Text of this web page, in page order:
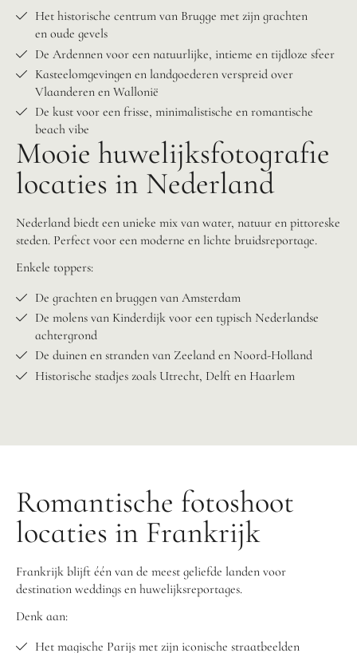
Het historische centrum van Brugge met zijn grachten
en oude gevels
De Ardennen voor een natuurlijke, intieme en tijdloze sfeer
Kasteelomgevingen en landgoederen verspreid over
Vlaanderen en Wallonië
De kust voor een frisse, minimalistische en romantische
beach vibe
Mooie huwelijksfotografie
locaties in Nederland
Nederland biedt een unieke mix van water, natuur en pittoreske
steden. Perfect voor een moderne en lichte bruidsreportage.
Enkele toppers:
De grachten en bruggen van Amsterdam
De molens van Kinderdijk voor een typisch Nederlandse
achtergrond
De duinen en stranden van Zeeland en Noord-Holland
Historische stadjes zoals Utrecht, Delft en Haarlem
Romantische fotoshoot
locaties in Frankrijk
Frankrijk blijft één van de meest geliefde landen voor
destination weddings en huwelijksreportages.
Denk aan:
Het magische Parijs met zijn iconische straatbeelden